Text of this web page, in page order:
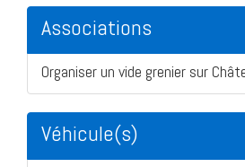
Associations
Organiser un vide grenier sur
Véhicule(s)